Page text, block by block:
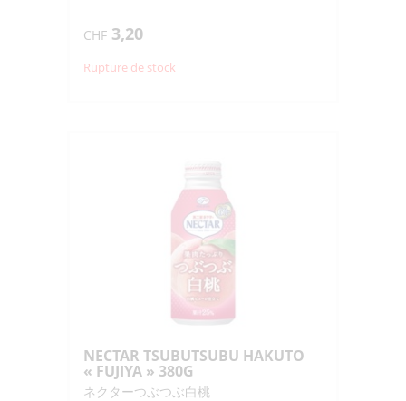
CHF 3,20
Rupture de stock
NECTAR TSUBUTSUBU HAKUTO
« FUJIYA » 380G
ネクターつぶつぶ白桃